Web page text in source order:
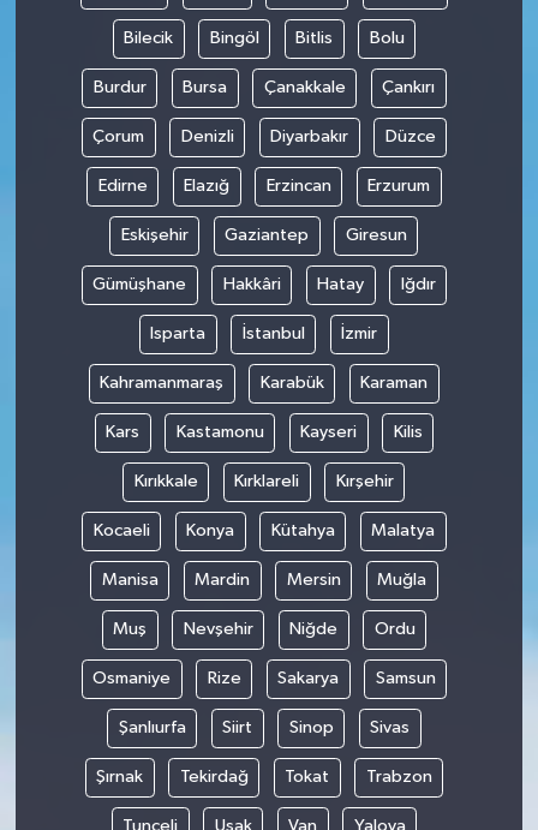
Bilecik Bingöl Bitlis Bolu
Burdur Bursa Çanakkale Çankırı
Çorum Denizli Diyarbakır Düzce
Edirne Elazığ Erzincan Erzurum
Eskişehir Gaziantep Giresun
Gümüşhane Hakkâri Hatay Iğdır
Isparta İstanbul İzmir
Kahramanmaraş Karabük Karaman
Kars Kastamonu Kayseri Kilis
Kırıkkale Kırklareli Kırşehir
Kocaeli Konya Kütahya Malatya
Manisa Mardin Mersin Muğla
Muş Nevşehir Niğde Ordu
Osmaniye Rize Sakarya Samsun
Şanlıurfa Siirt Sinop Sivas
Şırnak Tekirdağ Tokat Trabzon
Tunceli Uşak Van Yalova